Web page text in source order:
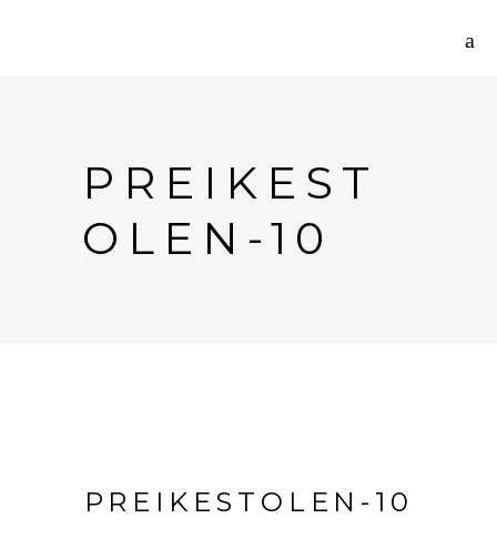
PREIKEST
OLEN-10
PREIKESTOLEN-10